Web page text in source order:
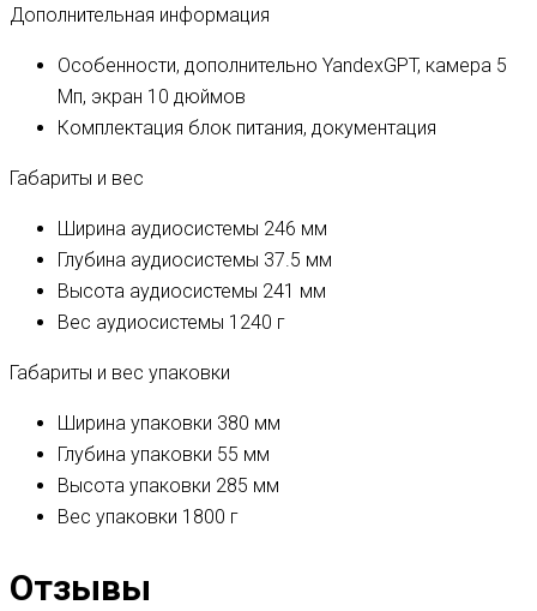
Дополнительная информация
Особенности, дополнительно YandexGPT, камера 5
Мп, экран 10 дюймов
Комплектация блок питания, документация
Габариты и вес
Ширина аудиосистемы 246 мм
Глубина аудиосистемы 37.5 мм
Высота аудиосистемы 241 мм
Вес аудиосистемы 1240 г
Габариты и вес упаковки
Ширина упаковки 380 мм
Глубина упаковки 55 мм
Высота упаковки 285 мм
Вес упаковки 1800 г
Отзывы